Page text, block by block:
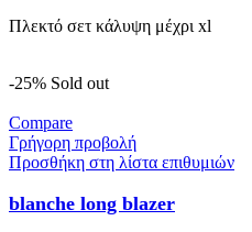
Πλεκτό σετ κάλυψη μέχρι xl
-25% Sold out
Compare
Γρήγορη προβολή
Προσθήκη στη λίστα επιθυμιών
blanche long blazer